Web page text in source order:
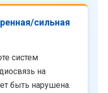
сильная
систем
на
быть нарушена.